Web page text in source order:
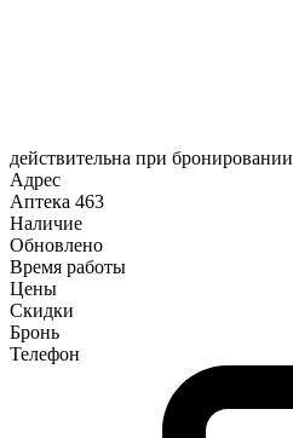
действительна при бронировании
Адрес
Аптека 463
Наличие
Обновлено
Время работы
Цены
Скидки
Бронь
Телефон